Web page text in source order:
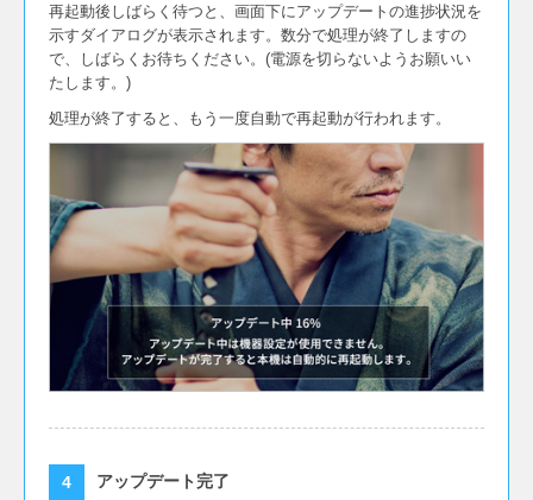
テレビアプリの選局時のカクツキ、音飛びを改善
しました。
Android OSセキュリティパッチの最新版を適用し
2019年3月26日[ Ver.13.13.1553589651 ]
テレビアプリの画面デザインや操作性を改善しま
テレビアプリの安定性を向上しました。
テレビアプリの選局時のカクツキ、音飛びを改善
しました。
テレビアプリの録画が実行されないことがある不
具合を修正しました。
再起動後しばらく待つと、画面下にアップデートの進捗状況を
示すダイアログが表示されます。数分で処理が終了しますの
で、しばらくお待ちください。(電源を切らないようお願いい
たします。)
処理が終了すると、もう一度自動で再起動が行われます。
アップデート完了